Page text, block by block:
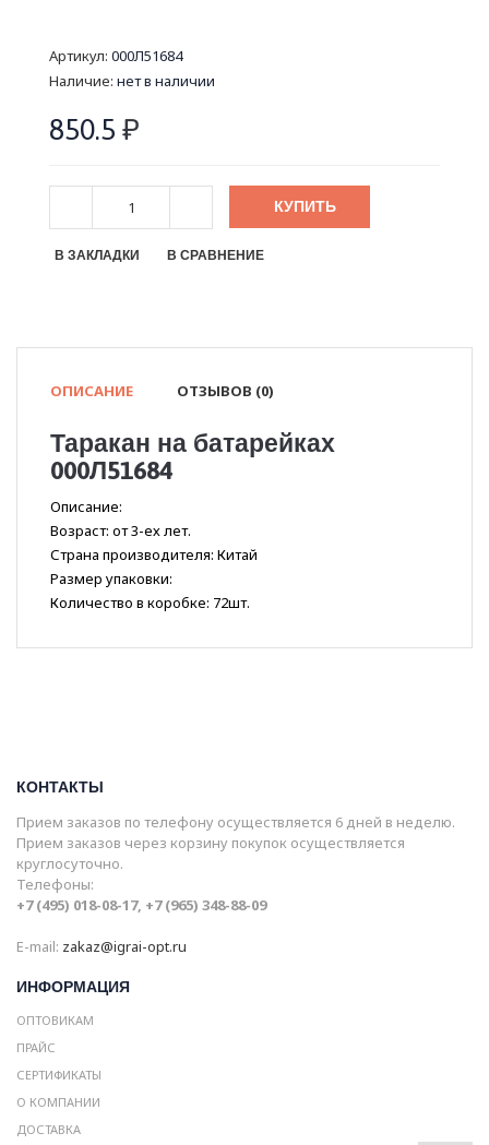
Артикул: 000Л51684
Наличие: нет в наличии
850.5 ₽
КУПИТЬ
В ЗАКЛАДКИ В СРАВНЕНИЕ
ОПИСАНИЕ ОТЗЫВОВ (0)
Таракан на батарейках
000Л51684
Описание:
Возраст: от 3-ех лет.
Страна производителя: Китай
Размер упаковки:
Количество в коробке: 72шт.
КОНТАКТЫ
Прием заказов по телефону осуществляется 6 дней в неделю.
Прием заказов через корзину покупок осуществляется
круглосуточно.
Телефоны:
+7 (495) 018-08-17, +7 (965) 348-88-09
E-mail: zakaz@igrai-opt.ru
ИНФОРМАЦИЯ
ОПТОВИКАМ
ПРАЙС
СЕРТИФИКАТЫ
О КОМПАНИИ
ДОСТАВКА